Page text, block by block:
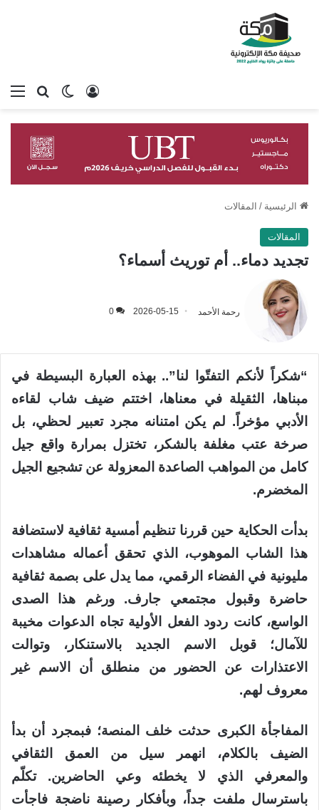
بحثالوضع
تسجيل الدخول
الرئيسية / المقالات
المقالات
تجديد دماء.. أم توريث أسماء؟
رحمة الأحمد 2026-05-15
0
“شكراً لأنكم التفتّوا لنا”.. بهذه العبارة البسيطة في
مبناها، الثقيلة في معناها، اختتم ضيف شاب لقاءه
الأدبي مؤخراً. لم يكن امتنانه مجرد تعبير لحظي، بل
صرخة عتب مغلفة بالشكر، تختزل بمرارة واقع جيل
كامل من المواهب الصاعدة المعزولة عن تشجيع الجيل
المخضرم.
بدأت الحكاية حين قررنا تنظيم أمسية ثقافية لاستضافة
هذا الشاب الموهوب، الذي تحقق أعماله مشاهدات
مليونية في الفضاء الرقمي، مما يدل على بصمة ثقافية
حاضرة وقبول مجتمعي جارف. ورغم هذا الصدى
الواسع، كانت ردود الفعل الأولية تجاه الدعوات مخيبة
للآمال؛ قوبل الاسم الجديد بالاستنكار، وتوالت
الاعتذارات عن الحضور من منطلق أن الاسم غير
معروف لهم.
المفاجأة الكبرى حدثت خلف المنصة؛ فبمجرد أن بدأ
الضيف بالكلام، انهمر سيل من العمق الثقافي
والمعرفي الذي لا يخطئه وعي الحاضرين. تكلّم
باسترسال ملفت جداً، وبأفكار رصينة ناضجة فاجأت